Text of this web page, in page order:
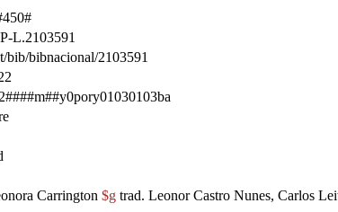
L.2103591
bib/bibnacional/2103591
Carrington $g trad. Leonor Castro Nunes, Carlos